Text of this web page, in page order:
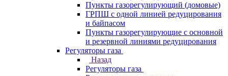
Пункты газорегулирующий (домовые)
ГРПШ с одной линией редуцирования
и байпасом
Пункты газорегулирующие с основной
и резервной линиями редуцирования
Регуляторы газа
Назад
Регуляторы газа